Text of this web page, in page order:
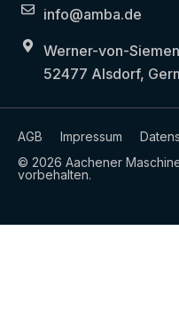
info@amba.de
Werner-von-
52477 Alsdorf,
© 2026 Aachener
vorbehalten.
AGB Impressum